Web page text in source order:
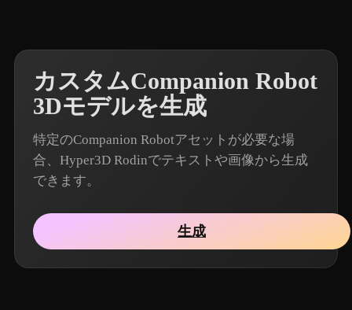
カスタムCompanion Robot
3Dモデルを生成
特定のCompanion Robotアセットが必要な場
合、Hyper3D Rodinでテキストや画像から生成
できます。
生成